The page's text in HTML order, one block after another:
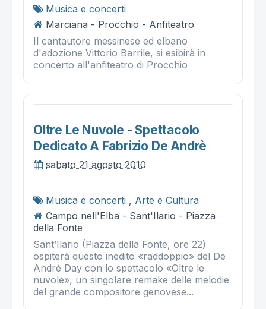
Musica e concerti
Marciana - Procchio - Anfiteatro
Il cantautore messinese ed elbano
d'adozione Vittorio Barrile, si esibirà in
concerto all'anfiteatro di Procchio
Oltre Le Nuvole - Spettacolo
Dedicato A Fabrizio De Andrè
sabato 21 agosto 2010
Musica e concerti , Arte e Cultura
Campo nell'Elba - Sant'Ilario - Piazza
della Fonte
Sant’Ilario (Piazza della Fonte, ore 22)
ospiterà questo inedito «raddoppio» del De
Andrè Day con lo spettacolo «Oltre le
nuvole», un singolare remake delle melodie
del grande compositore genovese...